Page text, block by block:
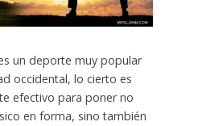
un deporte muy popular
occidental, lo cierto es
efectivo para poner no
en forma, sino también